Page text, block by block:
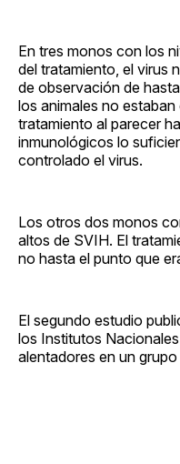
En tres monos con los
del tratamiento, el virus
de observación de
los animales no
tratamiento al parecer
inmunológicos lo
controlado el virus.
Los otros dos monos
altos de SVIH. El
no hasta el punto que
El segundo estudio
los Institutos
alentadores en un